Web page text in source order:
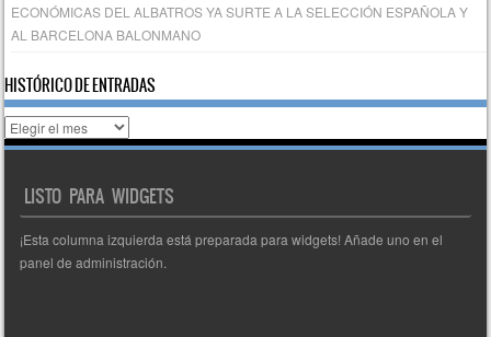
ECONÓMICAS DEL ALBATROS YA SURTE A LA SELECCIÓN ESPAÑOLA Y
AL BARCELONA BALONMANO
HISTÓRICO DE ENTRADAS
Histórico
de
LISTO PARA WIDGETS
¡Esta columna izquierda está preparada para widgets! Añade uno en el
panel de administración.